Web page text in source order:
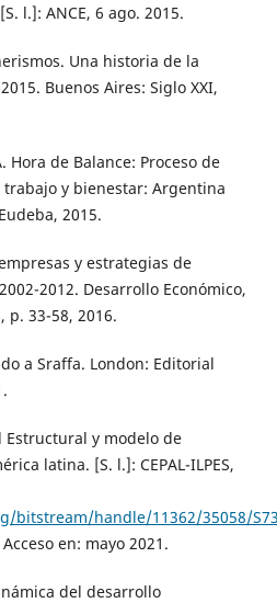
l.]: ANCE, 6 ago. 2015.
Una historia de la
Buenos Aires: Siglo XXI,
Hora de Balance: Proceso de
y bienestar: Argentina
2015.
y estrategias de
2012. Desarrollo Económico,
p. 33-58, 2016.
a Sraffa. London: Editorial
Estructural y modelo de
latina. [S. l.]: CEPAL-ILPES,
bitstream/handle/11362/35058/
en: mayo 2021.
del desarrollo